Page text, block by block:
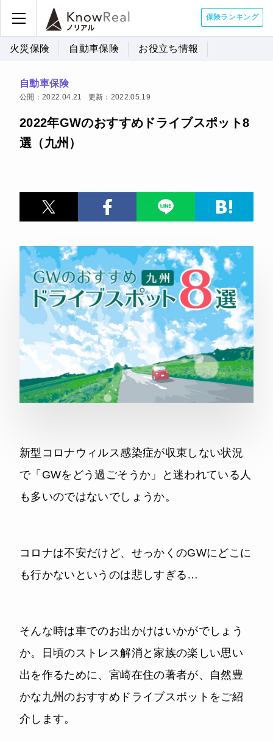
保険ランキング
火災保険 自動車保険 お役立ち情報
自動車保険
公開：2022.04.21 更新：2022.05.19
2022年GWのおすすめドライブスポット8
選（九州）
新型コロナウィルス感染症が収束しない状況
で「GWをどう過ごそうか」と迷われている人
も多いのではないでしょうか。
コロナは不安だけど、せっかくのGWにどこに
も行かないというのは悲しすぎる…
そんな時は車でのお出かけはいかがでしょう
か。日頃のストレス解消と家族の楽しい思い
出を作るために、宮崎在住の著者が、自然豊
かな九州のおすすめドライブスポットをご紹
介します。